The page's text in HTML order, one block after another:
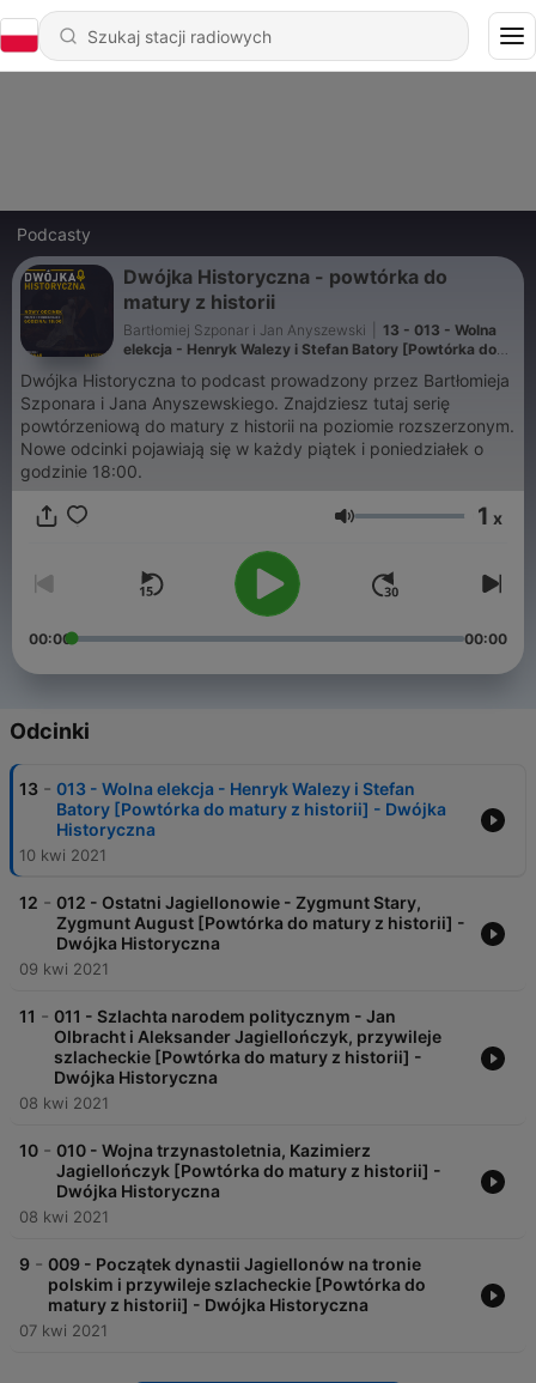
Podcasty
Dwójka Historyczna - powtórka do
matury z historii
Bartłomiej Szponar i Jan Anyszewski
13 - 013 - Wolna
elekcja - Henryk Walezy i Stefan Batory [Powtórka do
Dwójka Historyczna to podcast prowadzony przez Bartłomieja
Szponara i Jana Anyszewskiego. Znajdziesz tutaj serię
powtórzeniową do matury z historii na poziomie rozszerzonym.
Nowe odcinki pojawiają się w każdy piątek i poniedziałek o
godzinie 18:00.
Głośność 1 x
00:00 00:00
Odcinki
13 - 013 - Wolna elekcja - Henryk Walezy i Stefan
Batory [Powtórka do matury z historii] - Dwójka
Historyczna
10 kwi 2021
12 - 012 - Ostatni Jagiellonowie - Zygmunt Stary,
Zygmunt August [Powtórka do matury z historii] -
Dwójka Historyczna
09 kwi 2021
11 - 011 - Szlachta narodem politycznym - Jan
Olbracht i Aleksander Jagiellończyk, przywileje
szlacheckie [Powtórka do matury z historii] -
Dwójka Historyczna
08 kwi 2021
10 - 010 - Wojna trzynastoletnia, Kazimierz
Jagiellończyk [Powtórka do matury z historii] -
Dwójka Historyczna
08 kwi 2021
9 - 009 - Początek dynastii Jagiellonów na tronie
polskim i przywileje szlacheckie [Powtórka do
matury z historii] - Dwójka Historyczna
07 kwi 2021